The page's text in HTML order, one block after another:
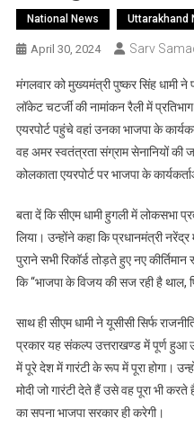
National News Uttarakhand
April 30, 2024 Sarv
मंगलवार को मुख्यमंत्री पुष्कर सिंह धामी
लॉकेट चटर्जी की नामांकन रैली में
एयरपोर्ट पहुंचे वहां उनका भाजपा के
वह अमर स्वतंत्रता संग्राम सेनानियों की
कोलकाता एयरपोर्ट पर भाजपा के
बता दें कि सीएम धामी हुगली में लोकसभा
लिया। उन्होंने कहा कि प्रधानमंत्री
पुराने सभी रिकॉर्ड तोड़ते हुए नए
कि “भाजपा के विजय की सज रही है थाल,
साथ ही सीएम धामी ने यूसीसी सिर्फ
प्रकार यह संकल्प उत्तराखण्ड में पूर्ण हुआ
में पूरे देश में गारंटी के रूप में पूरा होगा।
मोदी जो गारंटी देते हैं उसे वह पूरा भी
का सपना भाजपा सरकार ही करेगी।